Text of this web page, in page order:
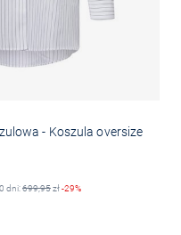
- Koszula oversize
dni:699,95zł-29%